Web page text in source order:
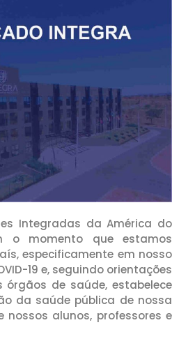
Integradas da América do
o momento que estamos
especificamente em nosso
19 e, seguindo orientações
órgãos de saúde, estabelece
da saúde pública de nossa
nossos alunos, professores e